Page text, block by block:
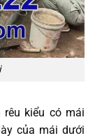
kiểu có mái
của mái dưới